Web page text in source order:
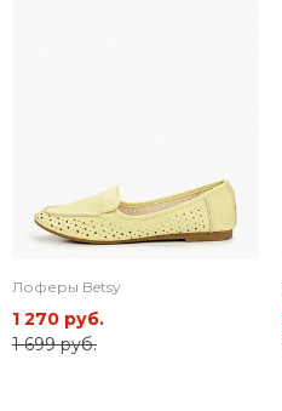
Лоферы Betsy
1 270 руб.
1 699 руб.